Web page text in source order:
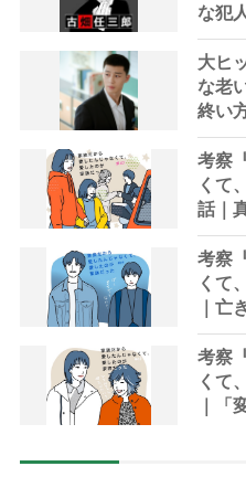
な犯
み方
大ヒ
な老
終い
考察
くて
話｜
技派
けた
考察
くて
｜亡
「パ
考察
くて
｜「